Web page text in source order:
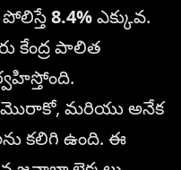
8.4%ఎక్కువ.
కేంద్ర పాలిత
మొరాకో, మరియు అనేక
కలిగి ఉంది. ఈ